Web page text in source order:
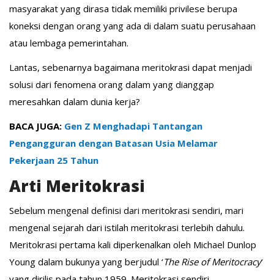
masyarakat yang dirasa tidak memiliki privilese berupa
koneksi dengan orang yang ada di dalam suatu perusahaan
atau lembaga pemerintahan.
Lantas, sebenarnya bagaimana meritokrasi dapat menjadi
solusi dari fenomena orang dalam yang dianggap
meresahkan dalam dunia kerja?
BACA JUGA: Gen Z Menghadapi Tantangan
Pengangguran dengan Batasan Usia Melamar
Pekerjaan 25 Tahun
Arti Meritokrasi
Sebelum mengenal definisi dari meritokrasi sendiri, mari
mengenal sejarah dari istilah meritokrasi terlebih dahulu.
Meritokrasi pertama kali diperkenalkan oleh Michael Dunlop
Young dalam bukunya yang berjudul ‘The Rise of Meritocracy‘